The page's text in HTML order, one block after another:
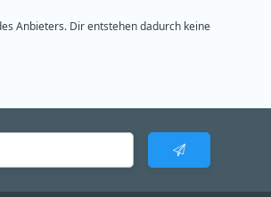
Anbieters. Dir entstehen dadurch keine